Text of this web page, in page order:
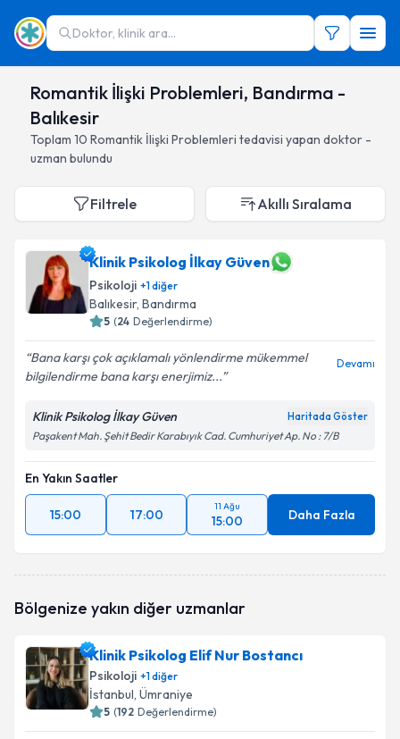
Doktor, klinik ara...
Romantik İlişki Problemleri, Bandırma -
Balıkesir
Toplam 10 Romantik İlişki Problemleri tedavisi yapan doktor -
uzman bulundu
Filtrele Akıllı Sıralama
Klinik Psikolog İlkay Güven
Psikoloji +1diğer
Balıkesir, Bandırma
5 (24 Değerlendirme)
Bana karşı çok açıklamalı yönlendirme mükemmel
bilgilendirme bana karşı enerjimiz...
Devamı
Klinik Psikolog İlkay Güven Haritada Göster
Paşakent Mah. Şehit Bedir Karabıyık Cad. Cumhuriyet Ap. No : 7/B
En Yakın Saatler
15:00 17:00
11 Ağu
15:00 Daha Fazla
Bölgenize yakın diğer uzmanlar
Klinik Psikolog Elif Nur Bostancı
Psikoloji +1diğer
İstanbul, Ümraniye
5 (192 Değerlendirme)